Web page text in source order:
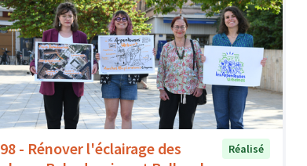
98 - Rénover l'éclairage des
Réalisé